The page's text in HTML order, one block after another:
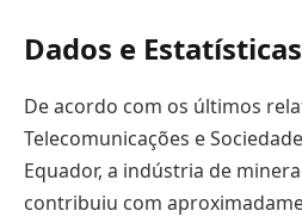
Dados e Estatísticas
De acordo com os últimos
Telecomunicações e
Equador, a indústria de
contribuiu com